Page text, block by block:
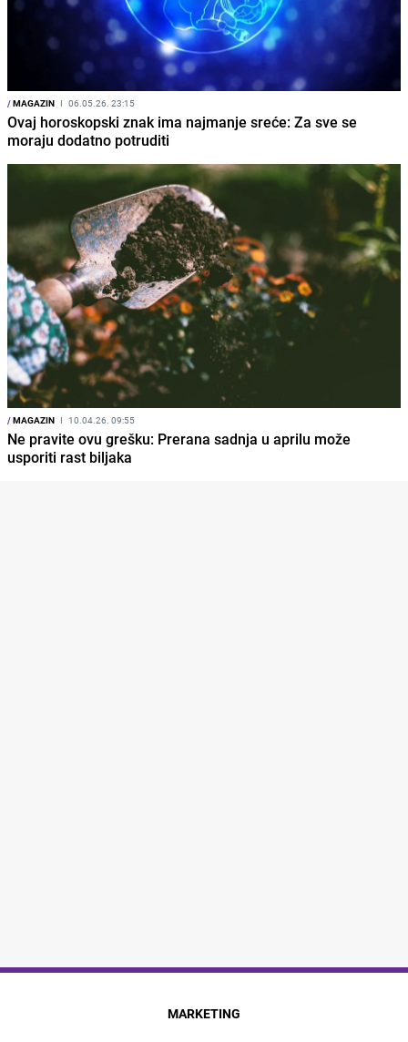
/MAGAZIN I 06.05.26. 23:15
Ovaj horoskopski znak ima najmanje sreće: Za sve se
moraju dodatno potruditi
/MAGAZIN I 10.04.26. 09:55
Ne pravite ovu grešku: Prerana sadnja u aprilu može
usporiti rast biljaka
MARKETING